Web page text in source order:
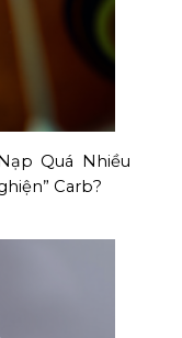
Quá Nhiều
Carb?